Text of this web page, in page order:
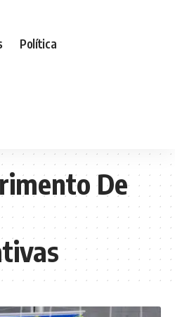
Política
De